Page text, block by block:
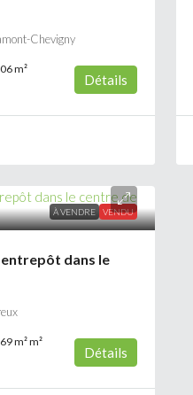
Chevigny
m²
Détails
À VENDRE VENDU
dans le
m²m²
Détails